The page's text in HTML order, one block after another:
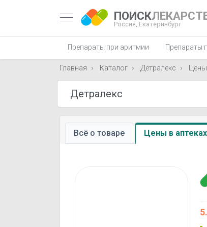
ПОИСК
Россия, Екатеринбург
Препараты при аритмии Препараты
Главная Каталог Детралекс Цены
Всё о товаре Цены в аптеках